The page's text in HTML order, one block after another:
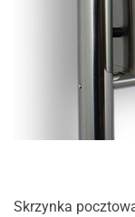
Skrzynka